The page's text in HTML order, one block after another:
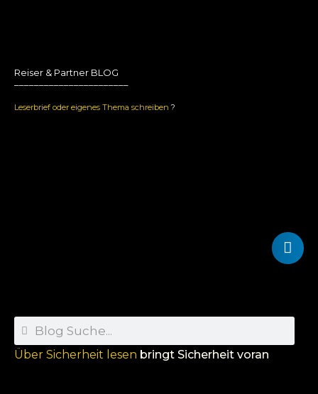
Reiser & Partner BLOG
Leserbrief oder eigenes Thema schreiben ?
Über Sicherheit lesen bringt Sicherheit voran